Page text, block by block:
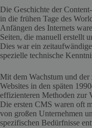
Die Geschichte der
in die frühen Tage des
Anfängen des Internets
Seiten, die manuell erstellt
Dies war ein
spezielle technische
Mit dem Wachstum und
Websites in den späten
effizienteren Methoden zur
Die ersten CMS waren oft
von großen Unternehmen
spezifischen Bedürfnisse